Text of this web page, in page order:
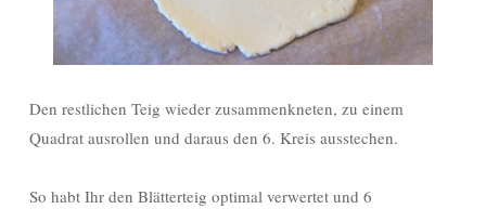
Den restlichen Teig wieder zusammenkneten, zu einem
Quadrat ausrollen und daraus den 6. Kreis ausstechen.
So habt Ihr den Blätterteig optimal verwertet und 6